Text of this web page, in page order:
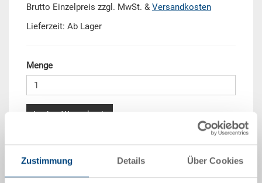
Zustimmung Details Über Cookies
Brutto Einzelpreis zzgl. MwSt. & Versandkosten
Lieferzeit: Ab Lager
Menge
In den Warenkorb